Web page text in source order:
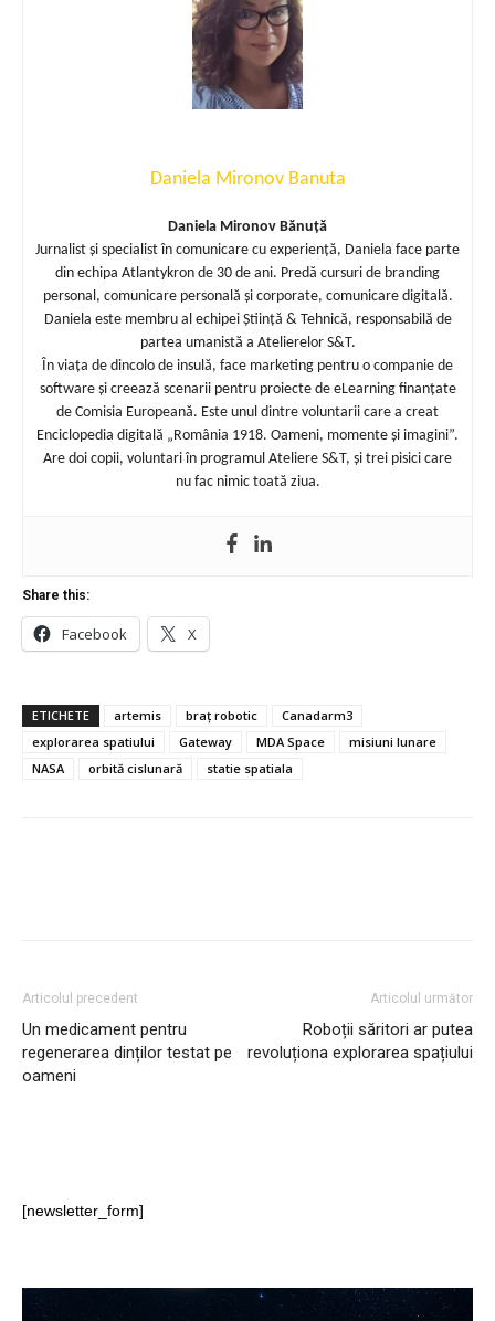
Daniela Mironov Banuta
Daniela Mironov Bănuță
Jurnalist și specialist în comunicare cu experiență, Daniela face parte
din echipa Atlantykron de 30 de ani. Predă cursuri de branding
personal, comunicare personală și corporate, comunicare digitală.
Daniela este membru al echipei Știință & Tehnică, responsabilă de
partea umanistă a Atelierelor S&T.
În viața de dincolo de insulă, face marketing pentru o companie de
software și creează scenarii pentru proiecte de eLearning finanțate
de Comisia Europeană. Este unul dintre voluntarii care a creat
Enciclopedia digitală „România 1918. Oameni, momente și imagini”.
Are doi copii, voluntari în programul Ateliere S&T, și trei pisici care
nu fac nimic toată ziua.
Share this:
Facebook X
ETICHETE artemis braț robotic
Canadarm3
explorarea spatiului
Gateway MDA Space
misiuni lunare
NASA
orbită cislunară statie spatiala
Articolul precedent
Un medicament pentru
regenerarea dinților testat pe
oameni
Articolul următor
Roboții săritori ar putea
revoluționa explorarea spațiului
[newsletter_form]